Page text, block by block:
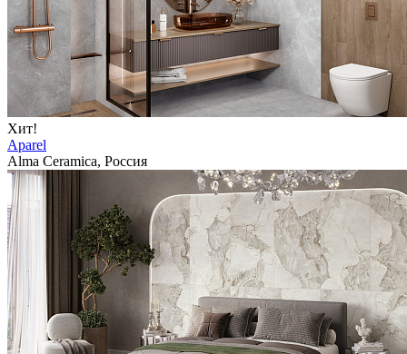
Хит!
Aparel
Alma Ceramica, Россия